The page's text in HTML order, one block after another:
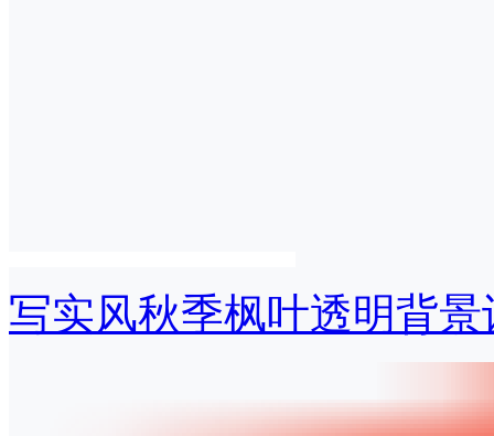
写实风秋季枫叶透明背